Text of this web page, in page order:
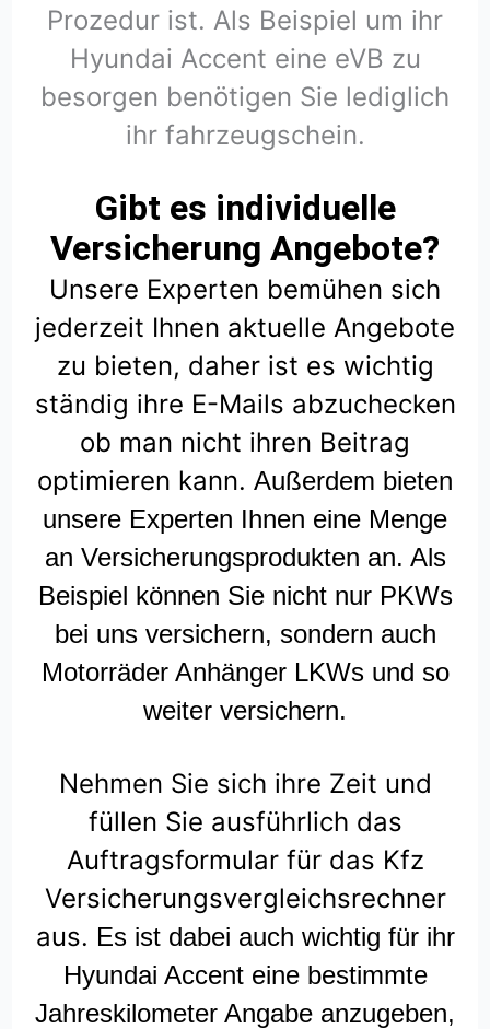
Prozedur ist. Als Beispiel um ihr
Hyundai Accent eine eVB zu
besorgen benötigen Sie lediglich
ihr fahrzeugschein.
Gibt es individuelle
Versicherung Angebote?
Unsere Experten bemühen sich
jederzeit Ihnen aktuelle Angebote
zu bieten, daher ist es wichtig
ständig ihre E-Mails abzuchecken
ob man nicht ihren Beitrag
optimieren kann. Außerdem bieten
unsere Experten Ihnen eine Menge
an Versicherungsprodukten an. Als
Beispiel können Sie nicht nur PKWs
bei uns versichern, sondern auch
Motorräder Anhänger LKWs und so
weiter versichern.
Nehmen Sie sich ihre Zeit und
füllen Sie ausführlich das
Auftragsformular für das Kfz
Versicherungsvergleichsrechner
aus. Es ist dabei auch wichtig für ihr
Hyundai Accent eine bestimmte
Jahreskilometer Angabe anzugeben,